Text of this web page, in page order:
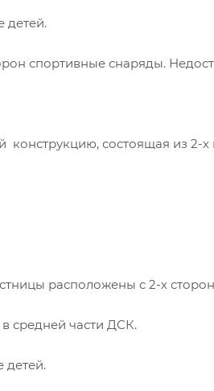
детей.
спортивные снаряды.
конструкцию, состоящая из 2-
расположены с 2-х
средней части ДСК.
детей.